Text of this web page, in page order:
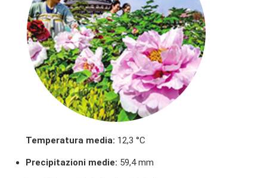
Temperatura media: 12,3 °C
Precipitazioni medie: 59,4 mm